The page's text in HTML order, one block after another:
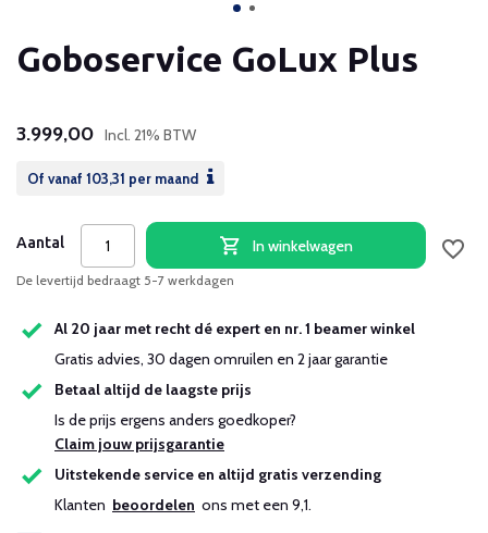
Goboservice GoLux Plus
3.999,00 Incl. 21% BTW
Of vanaf 103,31 per maand
Aantal In winkelwagen
De levertijd bedraagt 5-7 werkdagen
Al 20 jaar met recht dé expert en nr. 1 beamer winkel
Gratis advies, 30 dagen omruilen en 2 jaar garantie
Betaal altijd de laagste prijs
Is de prijs ergens anders goedkoper?
Claim jouw prijsgarantie
Uitstekende service en altijd gratis verzending
Klanten beoordelen ons met een 9,1.